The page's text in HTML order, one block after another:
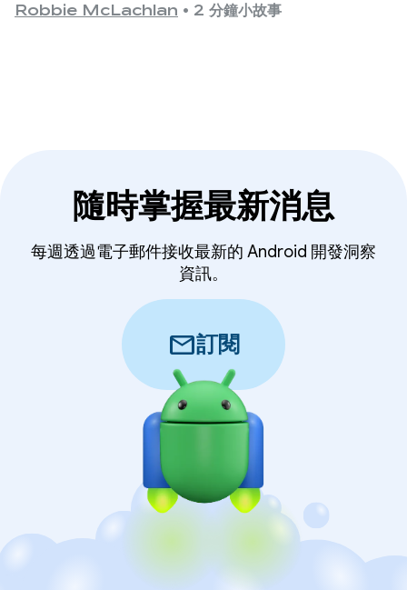
Play 應用程式和遊戲幕後的開發人員致敬。
Robbie McLachlan • 2 分鐘小故事
隨時掌握最新消息
每週透過電子郵件接收最新的 Android 開發洞察
資訊。
mail訂閱